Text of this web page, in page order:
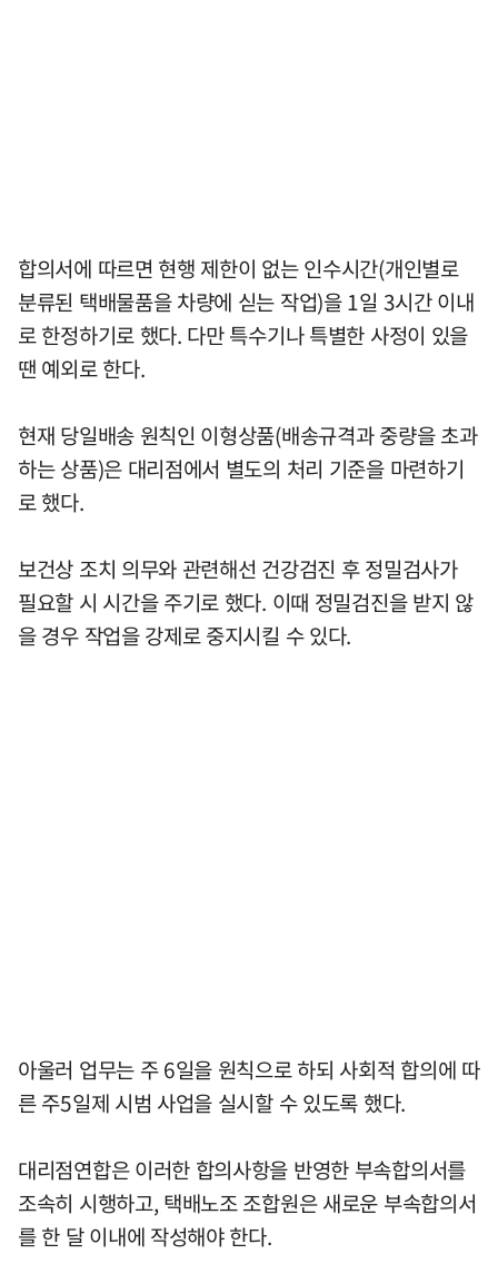
합의서에 따르면 현행 제한이 없는 인수시간(개인별로
분류된 택배물품을 차량에 싣는 작업)을 1일 3시간 이내
로 한정하기로 했다. 다만 특수기나 특별한 사정이 있을
땐 예외로 한다.
현재 당일배송 원칙인 이형상품(배송규격과 중량을 초과
하는 상품)은 대리점에서 별도의 처리 기준을 마련하기
로 했다.
보건상 조치 의무와 관련해선 건강검진 후 정밀검사가
필요할 시 시간을 주기로 했다. 이때 정밀검진을 받지 않
을 경우 작업을 강제로 중지시킬 수 있다.
아울러 업무는 주 6일을 원칙으로 하되 사회적 합의에 따
른 주5일제 시범 사업을 실시할 수 있도록 했다.
대리점연합은 이러한 합의사항을 반영한 부속합의서를
조속히 시행하고, 택배노조 조합원은 새로운 부속합의서
를 한 달 이내에 작성해야 한다.